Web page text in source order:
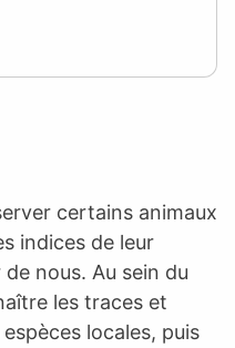
certains animaux
indices de leur
nous. Au sein du
les traces et
locales, puis